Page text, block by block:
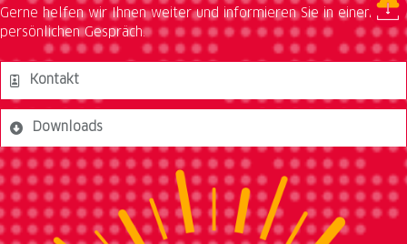
Gerne helfen wir Ihnen weiter und informieren Sie in einem
persönlichen Gespräch.
Kontakt
Downloads